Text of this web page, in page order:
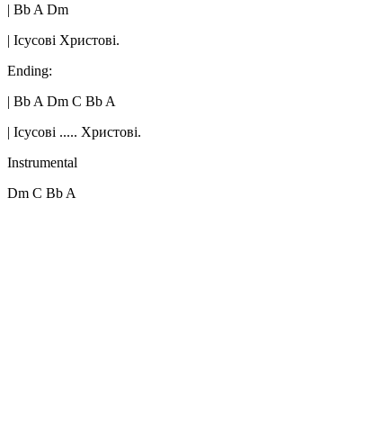
| Bb A Dm
| Ісусові Христові.
Ending:
| Bb A Dm C Bb A
| Ісусові ..... Христові.
Instrumental
Dm C Bb A